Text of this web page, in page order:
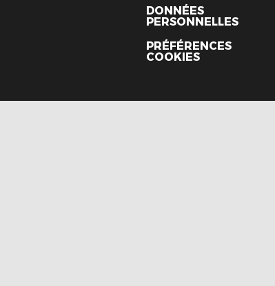
DONNÉES
PERSONNELLES
PRÉFÉRENCES
COOKIES